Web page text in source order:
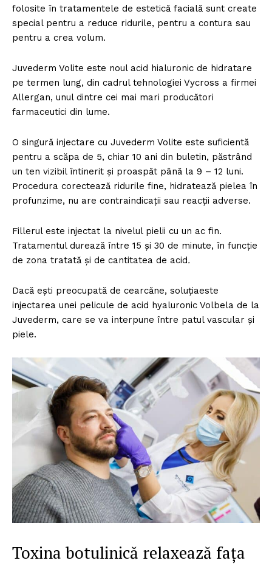
folosite în tratamentele de estetică facială sunt create
special pentru a reduce ridurile, pentru a contura sau
pentru a crea volum.
Juvederm Volite este noul acid hialuronic de hidratare
pe termen lung, din cadrul tehnologiei Vycross a firmei
Allergan, unul dintre cei mai mari producători
farmaceutici din lume.
O singură injectare cu Juvederm Volite este suficientă
pentru a scăpa de 5, chiar 10 ani din buletin, păstrând
un ten vizibil întinerit și proaspăt până la 9 – 12 luni.
Procedura corectează ridurile fine, hidratează pielea în
profunzime, nu are contraindicaţii sau reacţii adverse.
Fillerul este injectat la nivelul pielii cu un ac fin.
Tratamentul durează între 15 și 30 de minute, în funcție
de zona tratată și de cantitatea de acid.
Dacă ești preocupată de cearcăne, soluţiaeste
injectarea unei pelicule de acid hyaluronic Volbela de la
Juvederm, care se va interpune între patul vascular și
piele.
Toxina botulinică relaxează fața